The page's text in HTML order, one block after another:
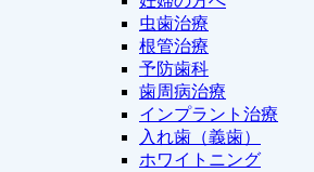
虫歯治療
根管治療
予防歯科
歯周病治療
インプラント治療
入れ歯（義歯）
ホワイトニング